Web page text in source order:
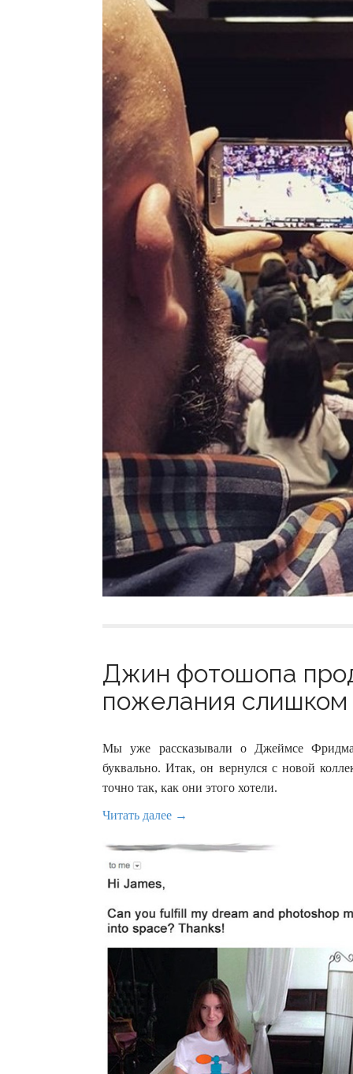
Джин фотошопа
пожелания слишком
Мы уже рассказывали о Джеймсе
буквально. Итак, он вернулся с новой
точно так, как они этого хотели.
Читать далее →